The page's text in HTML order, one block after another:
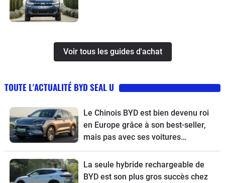
Voir tous les guides d'achat
TOUTE L'ACTUALITÉ BYD SEAL U
Le Chinois BYD est bien devenu roi
en Europe grâce à son best-seller,
mais pas avec ses voitures
électriques
La seule hybride rechargeable de
BYD est son plus gros succès chez